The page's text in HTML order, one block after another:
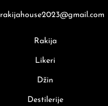
rakijahouse2023@gmail.com
Rakija
Likeri
Džin
Destilerije